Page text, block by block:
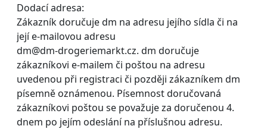
Dodací adresa:
Zákazník doručuje dm na adresu jejího sídla či na
její e-mailovou adresu
dm@dm-drogeriemarkt.cz. dm doručuje
zákazníkovi e-mailem či poštou na adresu
uvedenou při registraci či později zákazníkem dm
písemně oznámenou. Písemnost doručovaná
zákazníkovi poštou se považuje za doručenou 4.
dnem po jejím odeslání na příslušnou adresu.